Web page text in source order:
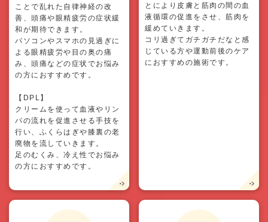
ことで乱れた自律神経の改
善、頭痛や眼精疲労の症状緩
和が期待できます。
パソコンやスマホの見過ぎに
よる眼精疲労や目の奥の痛
み、頭痛などの症状でお悩み
の方におすすめです。
【DPL】
クリームを使って血液やリン
パの流れを促進させる手技を
行い、ふくらはぎや膝裏の老
廃物を流していきます。
足のむくみ、冷え性でお悩み
の方におすすめです。
とにより皮膚と筋肉の間の血
液循環の促進をさせ、筋肉を
緩めていきます。
コリ過ぎてガチガチだなと感
じている方や運動前後のケア
におすすめの施術です。